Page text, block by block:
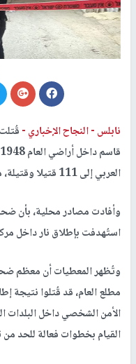
نابلس -النجاح الإخباري -
العربي إلى 111 قتيلا وقتيلة، منذ بدء العام الجاري.
وأفادت مصادر محلية، بأن
استُهدفت بإطلاق نار داخل
وتُظهر المعطيات أن معظم
مطلع العام، قد قُتلوا نتيجة
الأمن الشخصي داخل البلدات
القيام بخطوات فعالة للحد